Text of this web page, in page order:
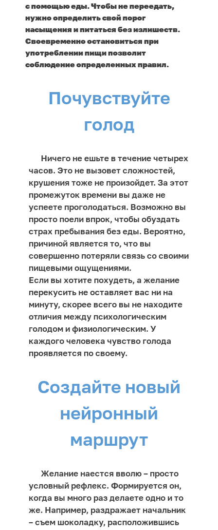
с помощью еды. Чтобы не переедать,
нужно определить свой порог
насыщения и питаться без излишеств.
Своевременно остановиться при
употреблении пищи позволит
соблюдение определенных правил.
Почувствуйте
голод
Ничего не ешьте в течение четырех
часов. Это не вызовет сложностей,
крушения тоже не произойдет. За этот
промежуток времени вы даже не
успеете проголодаться. Возможно вы
просто поели впрок, чтобы обуздать
страх пребывания без еды. Вероятно,
причиной является то, что вы
совершенно потеряли связь со своими
пищевыми ощущениями.
Если вы хотите похудеть, а желание
перекусить не оставляет вас ни на
минуту, скорее всего вы не находите
отличия между психологическим
голодом и физиологическим. У
каждого человека чувство голода
проявляется по своему.
Создайте новый
нейронный
маршрут
Желание наестся вволю – просто
условный рефлекс. Формируется он,
когда вы много раз делаете одно и то
же. Например, раздражает начальник
– съем шоколадку, расположившись